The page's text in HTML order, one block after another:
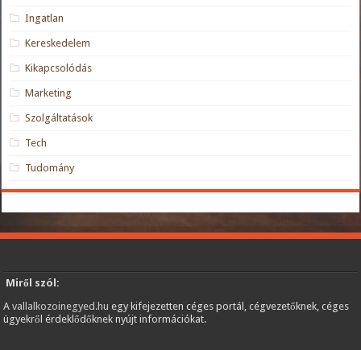
Ingatlan
Kereskedelem
Kikapcsolódás
Marketing
Szolgáltatások
Tech
Tudomány
Miről szól:
Avallalkozoinegyed.hu egy kifejezetten céges portál, cégvezetőknek, céges
ügyekről érdeklődőknek nyújt információkat.